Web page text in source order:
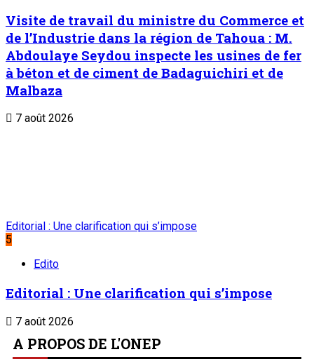
Visite de travail du ministre du Commerce et
de l’Industrie dans la région de Tahoua : M.
Abdoulaye Seydou inspecte les usines de fer
à béton et de ciment de Badaguichiri et de
Malbaza
7 août 2026
Editorial : Une clarification qui s’impose
5
Edito
Editorial : Une clarification qui s’impose
7 août 2026
A PROPOS DE L'ONEP